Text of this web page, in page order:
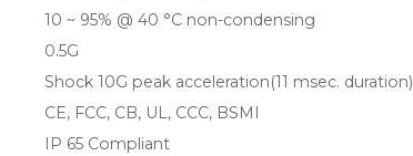
10 ~ 95% @ 40 °C non-condensing
0.5G
Shock 10G peak acceleration(11 msec. duration)
CE, FCC, CB, UL, CCC, BSMI
IP 65 Compliant